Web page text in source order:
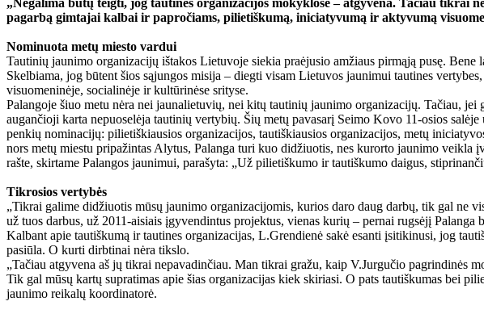
pagarbą gimtajai kalbai ir papročiams, pilietiškumą, iniciatyvumą ir aktyvumą
Nominuota metų miesto vardui
Tautinių jaunimo organizacijų ištakos Lietuvoje siekia praėjusio amžiaus pirmąją pusę.
Skelbiama, jog būtent šios sąjungos misija – diegti visam Lietuvos jaunimui tautines
visuomeninėje, socialinėje ir kultūrinėse srityse.
Palangoje šiuo metu nėra nei jaunalietuvių, nei kitų tautinių jaunimo organizacijų. Tačiau,
augančioji karta nepuoselėja tautinių vertybių. Šių metų pavasarį Seimo Kovo 11-osios
penkių nominacijų: pilietiškiausios organizacijos, tautiškiausios organizacijos, metų
nors metų miestu pripažintas Alytus, Palanga turi kuo didžiuotis, nes kurorto jaunimo
rašte, skirtame Palangos jaunimui, parašyta: „Už pilietiškumo ir tautiškumo daigus,
Tikrosios vertybės
„Tikrai galime didžiuotis mūsų jaunimo organizacijomis, kurios daro daug darbų, tik gal ne
už tuos darbus, už 2011-aisiais įgyvendintus projektus, vienas kurių – pernai rugsėjį
Kalbant apie tautiškumą ir tautines organizacijas, L.Grendienė sakė esanti įsitikinusi, jog
pasiūla. O kurti dirbtinai nėra tikslo.
„Tačiau atgyvena aš jų tikrai nepavadinčiau. Man tikrai gražu, kaip V.Jurgučio pagrindinės
Tik gal mūsų kartų supratimas apie šias organizacijas kiek skiriasi. O pats tautiškumas bei
jaunimo reikalų koordinatorė.